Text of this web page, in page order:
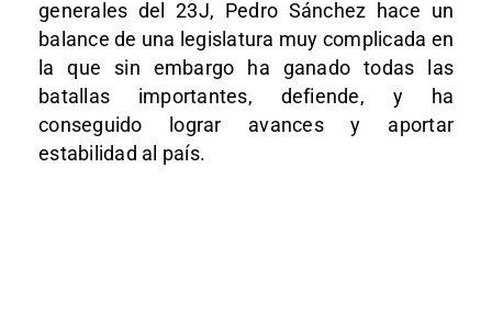
generales del 23J, Pedro Sánchez hace un
balance de una legislatura muy complicada en
la que sin embargo ha ganado todas las
batallas importantes, defiende, y ha
conseguido lograr avances y aportar
estabilidad al país.